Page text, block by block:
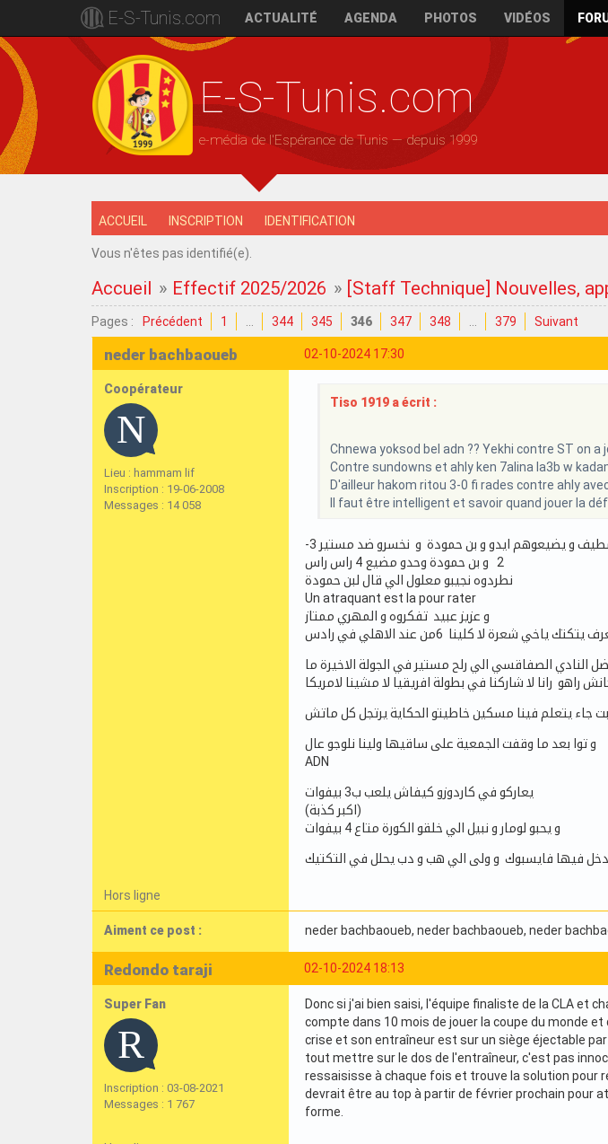
E-S-Tunis.com ACTUALITÉ AGENDA PHOTOS VIDÉOS
E-S-Tunis.com
e-média de l'Espérance de Tunis — depuis 1999
ACCUEIL INSCRIPTION IDENTIFICATION
Vous n'êtes pas identifié(e).
Accueil » Effectif 2025/2026 » [Staff Technique] Nouvelles,
Pages : Précédent 1 344 345 346 347 348 379 Suivant
02-10-2024 17:30
neder bachbaoueb
Coopérateur
Lieu : hammam lif
Inscription : 19-06-2008
Messages : 14 058
Tiso 1919 a écrit :
Chnewa yoksod bel adn ?? Yekhi contre ST on a
Contre sundowns et ahly ken 7alina la3b w
D'ailleur hakom ritou 3-0 fi rades contre ahly
Il faut être intelligent et savoir quand jouer la
تلعب كورة مزيانة و سوبلاس تاكتيك عالمية كيما مع الجعايدي و تعمل 20 فرصة في ماتش سطيف و يضيعوهم ايدو و بن حمودة و نخسرو ضد مستير 3-
2 و بن حمودة وحدو مضيع 4 راس راس
نطردوه نجيبو معلول الي قال لبن حمودة
Un atraquant est la pour rater
و عزيز عبيد تفكروه و المهري ممتاز
لا كلينا 6من عند الاهلي في رادس
النادي الصفاقسي الي رلح مستير في الجولة الاخيرة ما
راهو رانا لا شاركنا في بطولة افريقيا لا مشينا لامريكا
جاء يتعلم فينا مسكين خاطيتو الحكاية يرتجل كل ماتش
و توا بعد ما وقفت الجمعية على ساقيها ولينا نلوجو عال
ADN
يعاركو في كاردوزو كيفاش يلعب ب3 بيفوات
(اكبر كذبة)
و يحبو لومار و نبيل الي خلقو الكورة متاع 4 بيفوات
فيها فايسبوك و ولى الي هب و دب يحلل في التكتيك
Hors ligne
Aiment ce post : neder bachbaoueb, neder bachbaoueb, neder
02-10-2024 18:13
Redondo taraji
Super Fan
Inscription : 03-08-2021
Messages : 1 767
Donc si j'ai bien saisi, l'équipe finaliste de la CLA et
compte dans 10 mois de jouer la coupe du monde
crise et son entraîneur est sur un siège éjectable
tout mettre sur le dos de l'entraîneur, c'est pas
ressaisisse à chaque fois et trouve la solution pour
devrait être au top à partir de février prochain pour
forme.